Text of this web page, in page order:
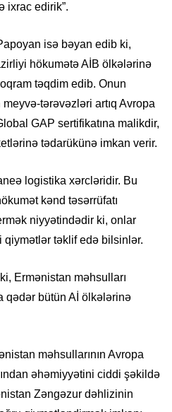
ixrac edirik”.
isə bəyan edib ki,
hökumətə AİB ölkələrinə
təqdim edib. Onun
tərəvəzləri artıq Avropa
GAP sertifikatına malikdir,
tədarükünə imkan verir.
logistika xərcləridir. Bu
kənd təsərrüfatı
niyyətindədir ki, onlar
qiymətlər təklif edə bilsinlər.
Ermənistan məhsulları
qədər bütün Aİ ölkələrinə
məhsullarının Avropa
əhəmiyyətini ciddi şəkildə
Zəngəzur dəhlizinin